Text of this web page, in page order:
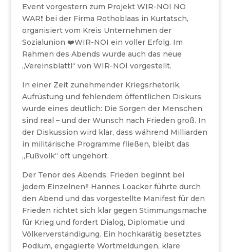
Event vorgestern zum Projekt WIR-NOI NO
WAR❗️ bei der Firma Rothoblaas in Kurtatsch,
organisiert vom Kreis Unternehmen der
Sozialunion ❤️WIR-NOI ein voller Erfolg. Im
Rahmen des Abends wurde auch das neue
„Vereinsblattl“ von WIR-NOI vorgestellt.
In einer Zeit zunehmender Kriegsrhetorik,
Aufrüstung und fehlendem öffentlichen Diskurs
wurde eines deutlich: Die Sorgen der Menschen
sind real – und der Wunsch nach Frieden groß. In
der Diskussion wird klar, dass während Milliarden
in militärische Programme fließen, bleibt das
„Fußvolk“ oft ungehört.
Der Tenor des Abends: Frieden beginnt bei
jedem Einzelnen‼️ Hannes Loacker führte durch
den Abend und das vorgestellte Manifest für den
Frieden richtet sich klar gegen Stimmungsmache
für Krieg und fordert Dialog, Diplomatie und
Völkerverständigung. Ein hochkarätig besetztes
Podium, engagierte Wortmeldungen, klare